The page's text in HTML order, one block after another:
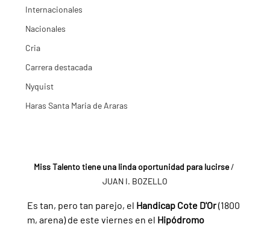
Internacionales
Nacionales
Cria
Carrera destacada
Nyquist
Haras Santa Maria de Araras
Miss Talento tiene una linda oportunidad para lucirse /
JUAN I. BOZELLO
Es tan, pero tan parejo, el Handicap Cote D'Or (1800
m, arena) de este viernes en el Hipódromo